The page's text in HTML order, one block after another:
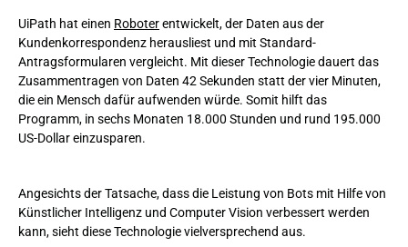
UiPath hat einen Roboterentwickelt, der Daten aus der
Kundenkorrespondenz herausliest und mit Standard-
Antragsformularen vergleicht. Mit dieser Technologie dauert das
Zusammentragen von Daten 42 Sekunden statt der vier Minuten,
die ein Mensch dafür aufwenden würde. Somit hilft das
Programm, in sechs Monaten 18.000 Stunden und rund 195.000
US-Dollar einzusparen.
Angesichts der Tatsache, dass die Leistung von Bots mit Hilfe von
Künstlicher Intelligenz und Computer Vision verbessert werden
kann, sieht diese Technologie vielversprechend aus.